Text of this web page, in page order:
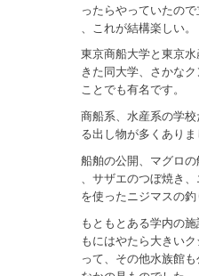
ったらやっていたの
、これが結構楽しい。
東京商船大学と東京
きた同大学、さかな
ことでも有名です。
商船系、水産系の学
る出し物が多くありま
船舶の公開、マグロ
、サザエのつぼ焼き
を使ったニジマスの釣
もともとある学内の
もにはやたら大きい
って、その他水族館